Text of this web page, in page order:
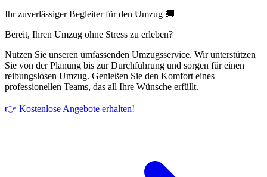
Ihr zuverlässiger Begleiter für den Umzug 🚚
Bereit, Ihren Umzug ohne Stress zu erleben?
Nutzen Sie unseren umfassenden Umzugsservice. Wir unterstützen
Sie von der Planung bis zur Durchführung und sorgen für einen
reibungslosen Umzug. Genießen Sie den Komfort eines
professionellen Teams, das all Ihre Wünsche erfüllt.
👉 Kostenlose Angebote erhalten!